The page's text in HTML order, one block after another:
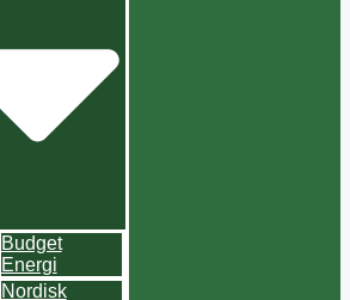
Budget
Energi
Nordisk